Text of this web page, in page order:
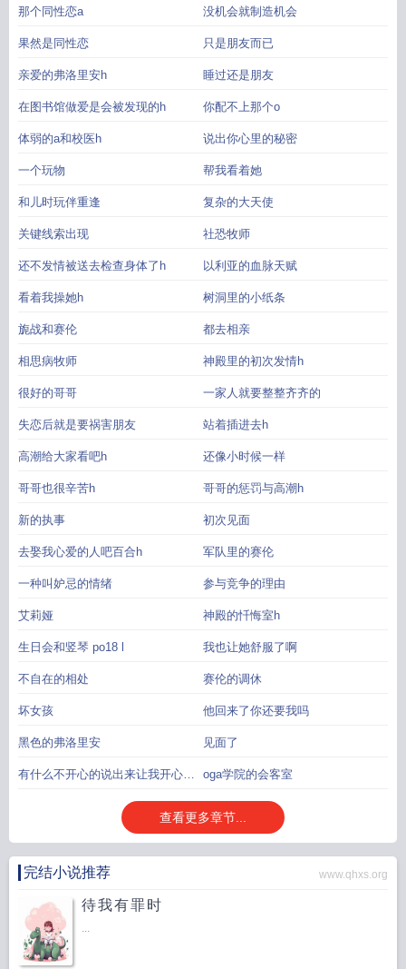
那个同性恋a 没机会就制造机会
果然是同性恋 只是朋友而已
亲爱的弗洛里安h 睡过还是朋友
在图书馆做爱是会被发现的h 你配不上那个o
体弱的a和校医h 说出你心里的秘密
一个玩物 帮我看着她
和儿时玩伴重逢 复杂的大天使
关键线索出现 社恐牧师
还不发情被送去检查身体了h 以利亚的血脉天赋
看着我操她h 树洞里的小纸条
旎战和赛伦 都去相亲
相思病牧师 神殿里的初次发情h
很好的哥哥 一家人就要整整齐齐的
失恋后就是要祸害朋友 站着插进去h
高潮给大家看吧h 还像小时候一样
哥哥也很辛苦h 哥哥的惩罚与高潮h
新的执事 初次见面
去娶我心爱的人吧百合h 军队里的赛伦
一种叫妒忌的情绪 参与竞争的理由
艾莉娅 神殿的忏悔室h
生日会和竖琴 po18 l 我也让她舒服了啊
不自在的相处 赛伦的调休
坏女孩 他回来了你还要我吗
黑色的弗洛里安 见面了
有什么不开心的说出来让我开心开 oga学院的会客室
查看更多章节...
完结小说推荐 www.qhxs.org
待我有罪时
...